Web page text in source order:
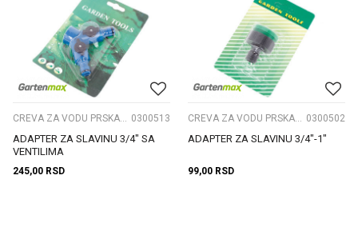
0300513
ADAPTER ZA SLAVINU 3/4" SA
VENTILIMA
245,00 RSD
0300502
ADAPTER ZA SLAVINU 3/4"-1"
99,00 RSD